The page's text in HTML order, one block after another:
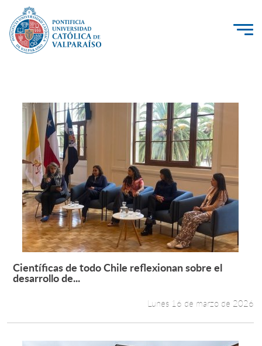
PUCV Internacional
Vinculación con el Medio
Admisión
Pregrado
Postgrado
Formación Continua
Funcionarios
Leer más +
Científicas de todo Chile reflexionan sobre el
desarrollo de...
Lunes 16 de marzo de 2026